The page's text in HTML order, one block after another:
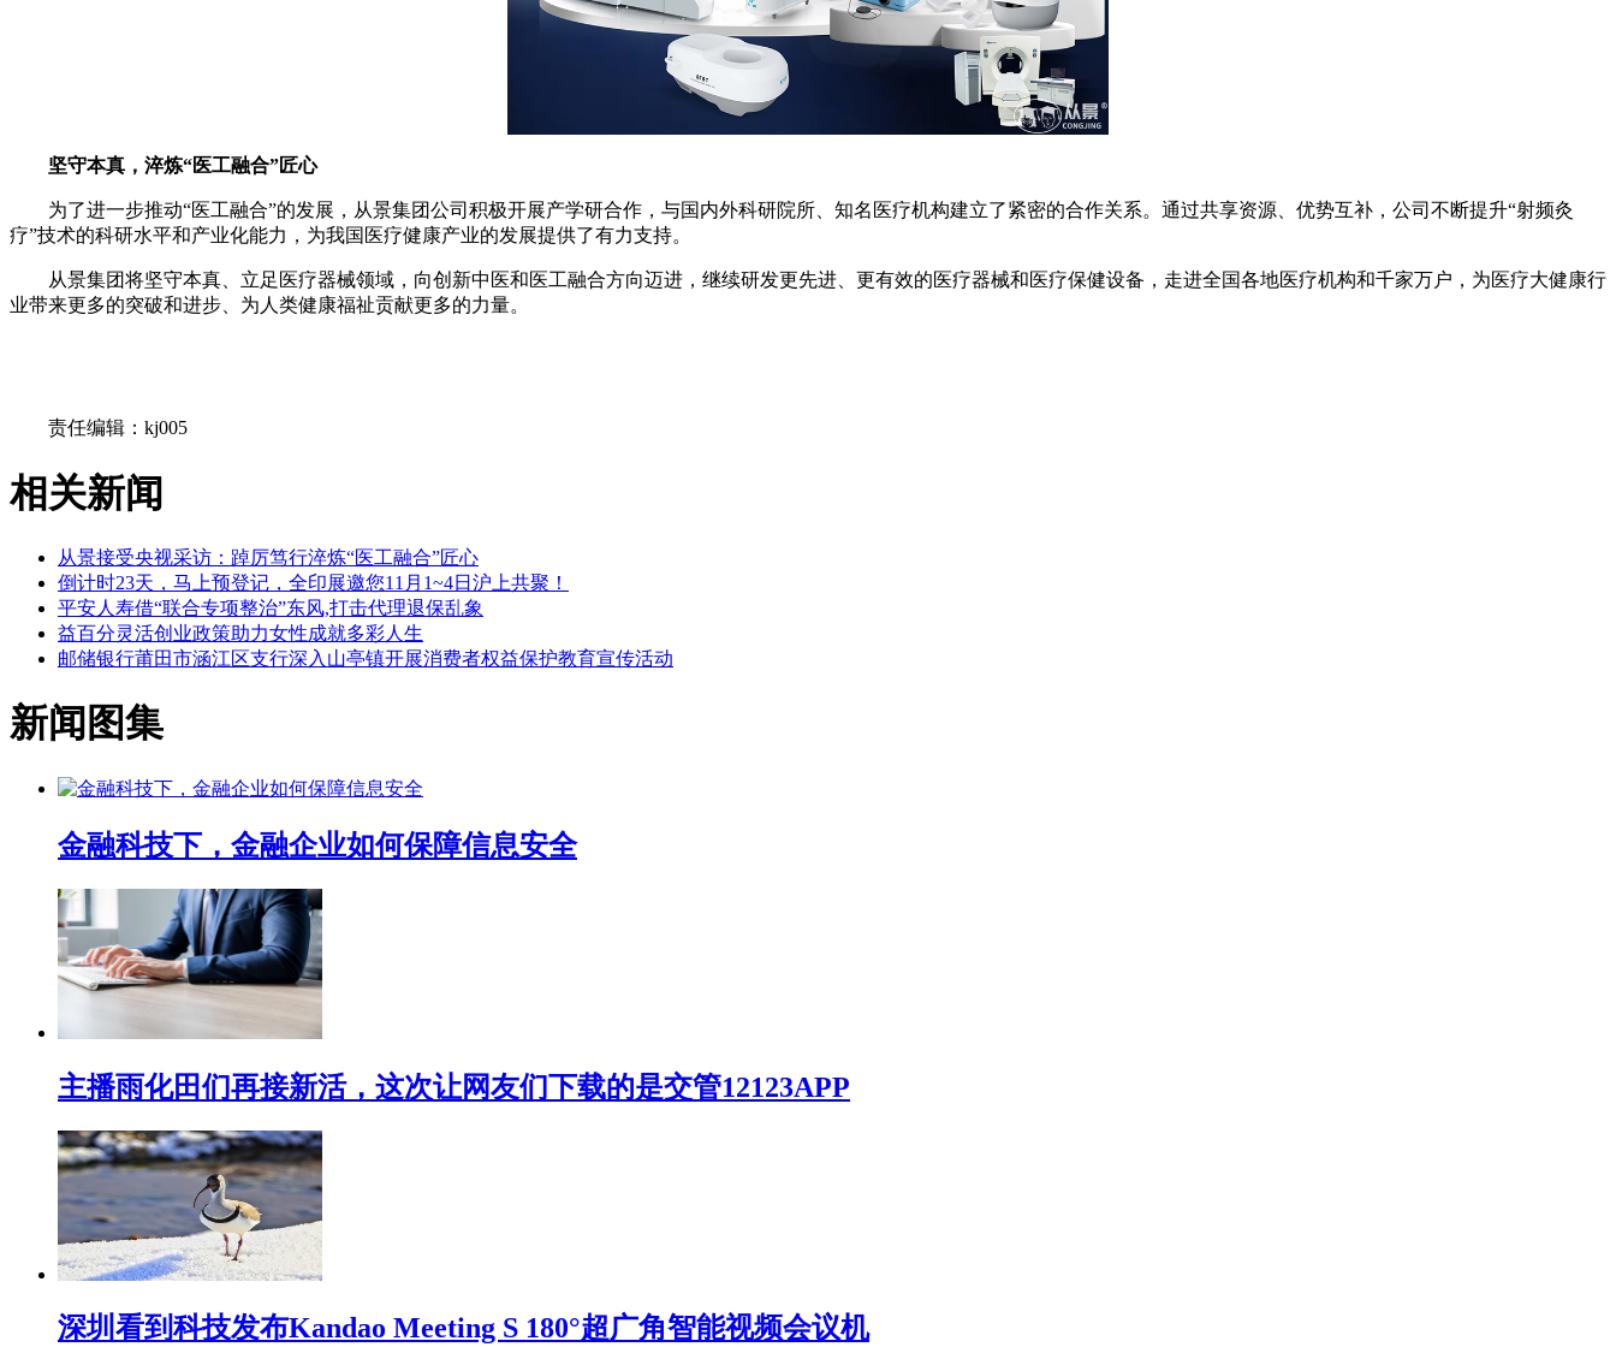
坚守本真，淬炼“医工融合”匠心
为了进一步推动“医工融合”的发展，从景集团公司积极开展产学研合作，与国内外科研院所、知名医疗机构建立了紧密的合作关系。通过共享资源、优势互补，公司不断提升“射频灸
疗”技术的科研水平和产业化能力，为我国医疗健康产业的发展提供了有力支持。
从景集团将坚守本真、立足医疗器械领域，向创新中医和医工融合方向迈进，继续研发更先进、更有效的医疗器械和医疗保健设备，走进全国各地医疗机构和千家万户，为医疗大健康行
业带来更多的突破和进步、为人类健康福祉贡献更多的力量。
责任编辑：kj005
相关新闻
从景接受央视采访：踔厉笃行淬炼“医工融合”匠心
倒计时23天，马上预登记，全印展邀您11月1~4日沪上共聚！
​平安人寿借“联合专项整治”东风,打击代理退保乱象
益百分灵活创业政策助力女性成就多彩人生
邮储银行莆田市涵江区支行深入山亭镇开展消费者权益保护教育宣传活动
新闻图集
金融科技下，金融企业如何保障信息安全
主播雨化田们再接新活，这次让网友们下载的是交管12123APP
深圳看到科技发布Kandao Meeting S 180°超广角智能视频会议机